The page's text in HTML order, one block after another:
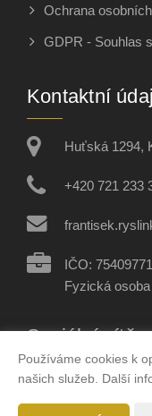
Ochrana
GDPR - Souhlas
Kontaktní
Huťská 1294,
+420 721 233
IČO: 75409771
Fyzická
Sociální sítě
Používáme cookies k
našich služeb. Další